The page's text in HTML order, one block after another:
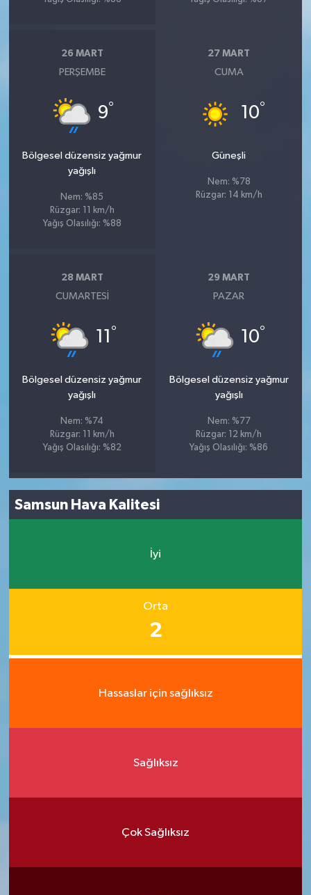
26 MART
PERŞEMBE
9°
Bölgesel düzensiz yağmur
yağışlı
Nem: %85
Rüzgar: 11 km/h
Yağış Olasılığı: %88
27 MART
CUMA
10°
Güneşli
Nem: %78
Rüzgar: 14 km/h
28 MART
CUMARTESI
11 °
Bölgesel düzensiz yağmur
yağışlı
Nem: %74
Rüzgar: 11 km/h
Yağış Olasılığı: %82
29 MART
PAZAR
10°
Bölgesel düzensiz yağmur
yağışlı
Nem: %77
Rüzgar: 12 km/h
Yağış Olasılığı: %86
Samsun Hava Kalitesi
İyi
Orta
2
Hassaslar için sağlıksız
Sağlıksız
Çok Sağlıksız